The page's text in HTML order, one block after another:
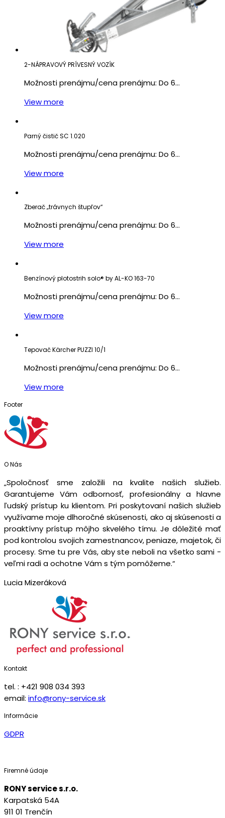
2-NÁPRAVOVÝ PRÍVESNÝ VOZÍK
Možnosti prenájmu/cena prenájmu: Do 6…
View more
Parný čistič SC 1.020
Možnosti prenájmu/cena prenájmu: Do 6…
View more
Zberač „trávnych štupľov“
Možnosti prenájmu/cena prenájmu: Do 6…
View more
Benzínový plotostrih solo® by AL-KO 163-70
Možnosti prenájmu/cena prenájmu: Do 6…
View more
Tepovač Kärcher PUZZI 10/1
Možnosti prenájmu/cena prenájmu: Do 6…
View more
Footer
O Nás
„Spoločnosť sme založili na kvalite našich služieb.
Garantujeme Vám odbornosť, profesionálny a hlavne
ľudský prístup ku klientom. Pri poskytovaní našich služieb
využívame moje dlhoročné skúsenosti, ako aj skúsenosti a
proaktívny prístup môjho skvelého tímu. Je dôležité mať
pod kontrolou svojich zamestnancov, peniaze, majetok, či
procesy. Sme tu pre Vás, aby ste neboli na všetko sami -
veľmi radi a ochotne Vám s tým pomôžeme.“
Lucia Mizeráková
Kontakt
tel. : +421 908 034 393
email: info@rony-service.sk
Informácie
GDPR
Firemné údaje
RONY service s.r.o.
Karpatská 54A
911 01 Trenčín